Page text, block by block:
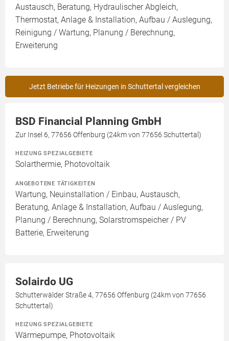
Austausch, Beratung, Hydraulischer Abgleich,
Thermostat, Anlage & Installation, Aufbau / Auslegung,
Reinigung / Wartung, Planung / Berechnung,
Erweiterung
Jetzt Betriebe für Heizungen in Schuttertal vergleichen
BSD Financial Planning GmbH
Zur Insel 6, 77656 Offenburg (24km von 77656 Schuttertal)
HEIZUNG SPEZIALGEBIETE
Solarthermie, Photovoltaik
ANGEBOTENE TÄTIGKEITEN
Wartung, Neuinstallation / Einbau, Austausch,
Beratung, Anlage & Installation, Aufbau / Auslegung,
Planung / Berechnung, Solarstromspeicher / PV
Batterie, Erweiterung
Solairdo UG
Schutterwälder Straße 4, 77656 Offenburg (24km von 77656
Schuttertal)
HEIZUNG SPEZIALGEBIETE
Wärmepumpe, Photovoltaik